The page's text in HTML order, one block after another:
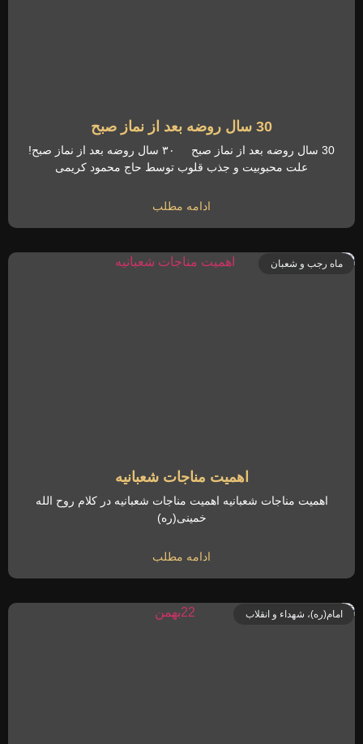
30 سال روضه بعد از نماز صبح
30 سال روضه بعد از نماز صبح ۳۰ سال روضه بعد از نماز صبح!
علت محبوبیت و جذب قلوب توسط حاج محمود کریمی
ادامه مطلب
ماه رجب و شعبان
اهمیت مناجات شعبانیه
اهمیت مناجات شعبانیه اهمیت مناجات شعبانیه در کلام روح الله
خمینی(ره)
ادامه مطلب
امام(ره)، شهداء و انقلاب